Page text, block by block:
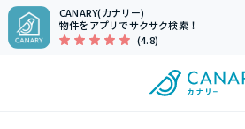
CANARY(カナリー)
物件をアプリでサクサク検索！
(4.8)